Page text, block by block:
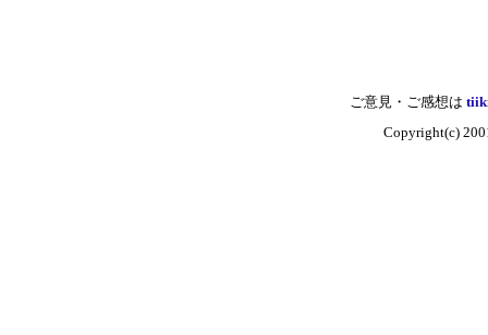
ご意見・ご感想は
Copyright(c)